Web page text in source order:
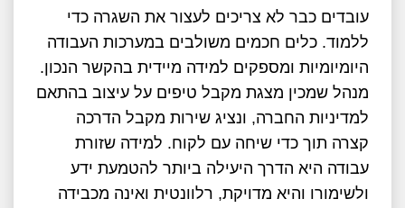
עובדים כבר לא צריכים לעצור את השגרה כדי
ללמוד. כלים חכמים משולבים במערכות העבודה
היומיומיות ומספקים למידה מיידית בהקשר הנכון.
מנהל שמכין מצגת מקבל טיפים על עיצוב בהתאם
למדיניות החברה, ונציג שירות מקבל הדרכה
קצרה תוך כדי שיחה עם לקוח. למידה שזורת
עבודה היא הדרך היעילה ביותר להטמעת ידע
ולשימורו והיא מדויקת, רלוונטית ואינה מכבידה